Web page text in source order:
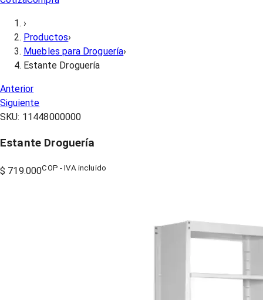
›
Productos›
Muebles para Droguería›
Estante Droguería
Anterior
Siguiente
SKU: 11448000000
Estante Droguería
$ 719.000COP - IVA incluido